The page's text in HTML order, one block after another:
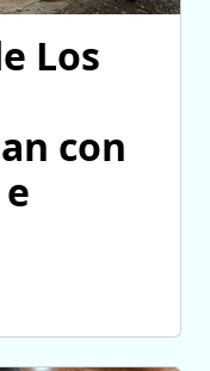
Los
con